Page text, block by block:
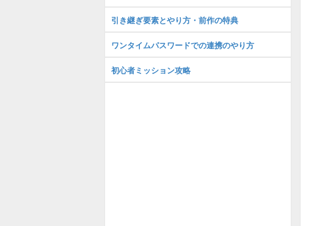
引き継ぎ要素とやり方・前作の特典
ワンタイムパスワードでの連携のやり方
初心者ミッション攻略